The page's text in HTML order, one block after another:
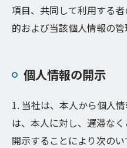
項目、共同して利用する
的および当該個人情報の
個人情報の開示
1. 当社は、本人から個人
は、本人に対し、遅滞なく
開示することにより次の